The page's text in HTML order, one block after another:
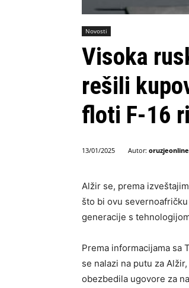
Novosti
Visoka
rešili
floti F-16
13/01/2025 Autor: oruzjeonline
Alžir se, prema
što bi ovu
generacije s
Prema informacijama sa
se nalazi na putu za
obezbedila ugovore za